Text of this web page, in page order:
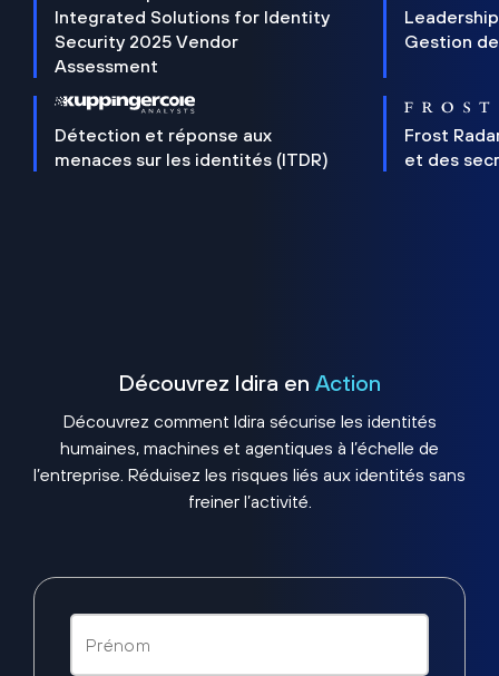
Integrated Solutions for Identity
Security 2025 Vendor
Assessment
Gestion
Détection et réponse aux
menaces sur les identités (ITDR)
Frost
et des
Découvrez Idira en Action
Découvrez comment Idira sécurise les identités
humaines, machines et agentiques à l’échelle de
l’entreprise. Réduisez les risques liés aux identités sans
freiner l’activité.